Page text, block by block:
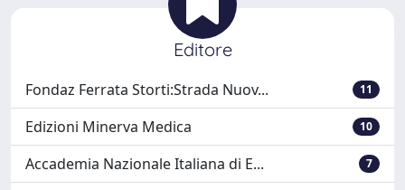
Editore
Fondaz Ferrata Storti:Strada Nuov... 11
Edizioni Minerva Medica 10
Accademia Nazionale Italiana di E... 7